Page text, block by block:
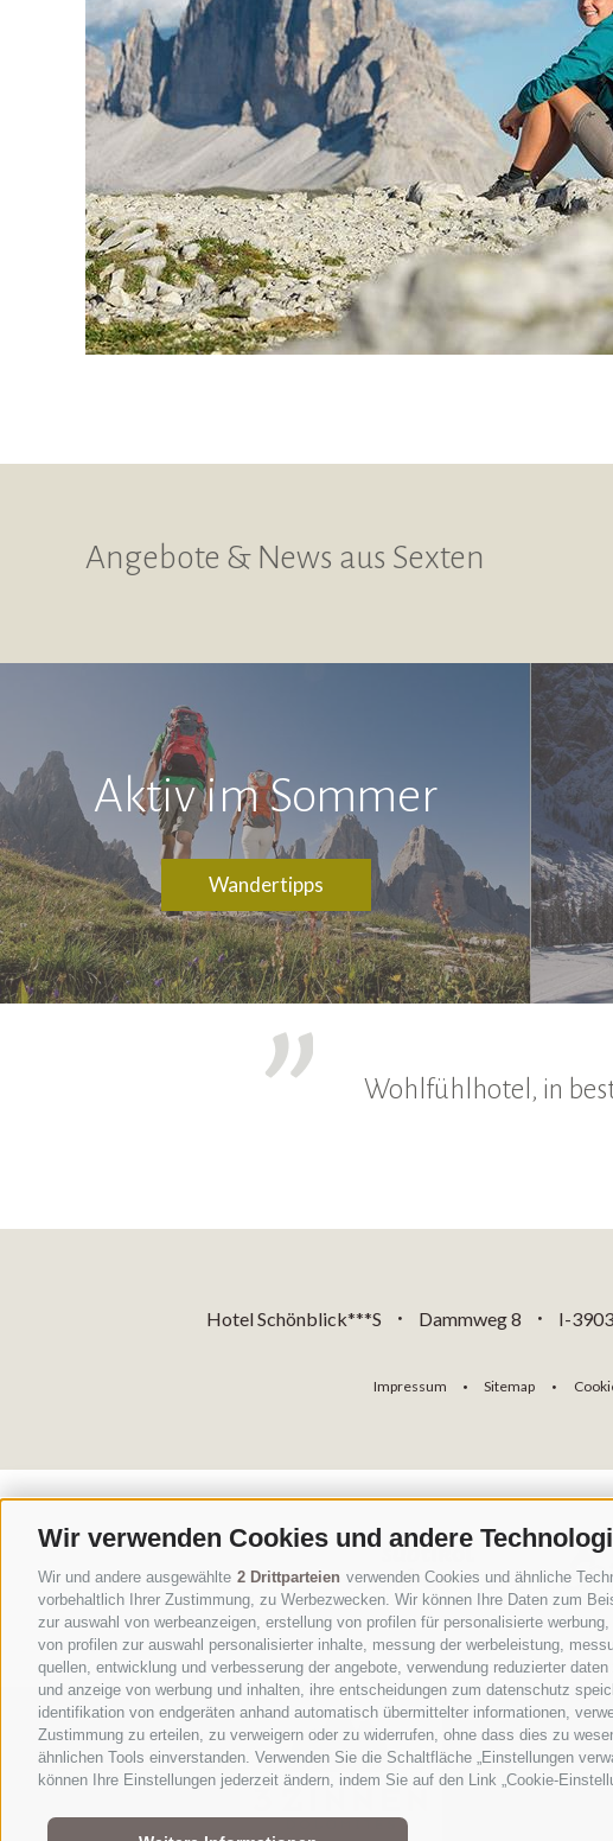
Wir verwenden Cookies und andere
Wir und andere ausgewählte 2 Drittparteien verwenden Cookies und ähnliche
vorbehaltlich Ihrer Zustimmung, zu Werbezwecken. Wir können Ihre Daten zum
zur auswahl von werbeanzeigen, erstellung von profilen für personalisierte
von profilen zur auswahl personalisierter inhalte, messung der werbeleistung,
quellen, entwicklung und verbesserung der angebote, verwendung reduzierter
und anzeige von werbung und inhalten, ihre entscheidungen zum datenschutz
identifikation von endgeräten anhand automatisch übermittelter informationen,
Zustimmung zu erteilen, zu verweigern oder zu widerrufen, ohne dass dies zu
ähnlichen Tools einverstanden. Verwenden Sie die Schaltfläche „Einstellungen
können Ihre Einstellungen jederzeit ändern, indem Sie auf den Link „Cookie-
Angebote & News aus Sexten
Aktiv im Sommer
Wandertipps
Wohlfühlhotel, in
Hotel Schönblick***S • Dammweg 8 • I-
Impressum • Sitemap •
Teil
Rund um